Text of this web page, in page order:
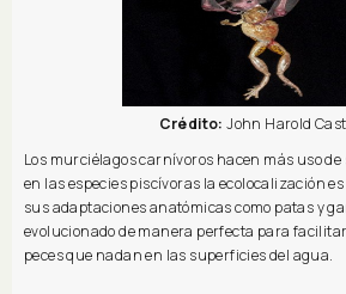
Crédito: John Harold
Los murciélagos carnívoros hacen más uso
en las especies piscívoras la ecolocalización
sus adaptaciones anatómicas como patas y
evolucionado de manera perfecta para
peces que nadan en las superficies del agua.